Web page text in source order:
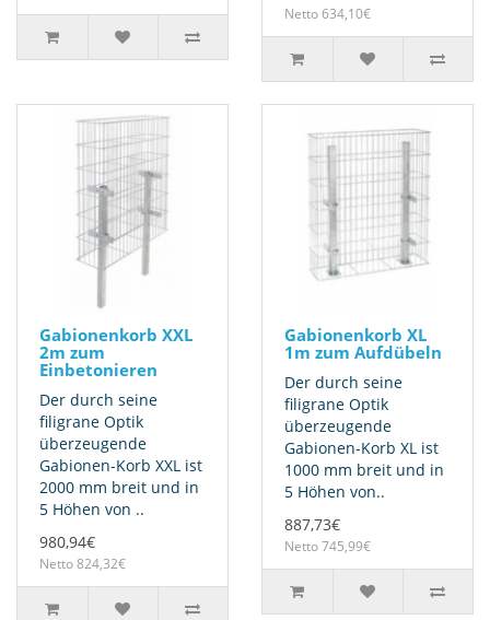
Netto 634,10€
Gabionenkorb XXL
2m zum
Einbetonieren
Der durch seine
filigrane Optik
überzeugende
Gabionen-Korb XXL ist
2000 mm breit und in
5 Höhen von ..
980,94€
Netto 824,32€
Gabionenkorb XL
1m zum Aufdübeln
Der durch seine
filigrane Optik
überzeugende
Gabionen-Korb XL ist
1000 mm breit und in
5 Höhen von..
887,73€
Netto 745,99€